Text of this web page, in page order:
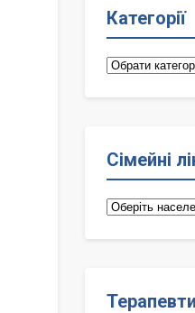
Категорії
Категорії
Сімейні
Сімейні
Терапевти